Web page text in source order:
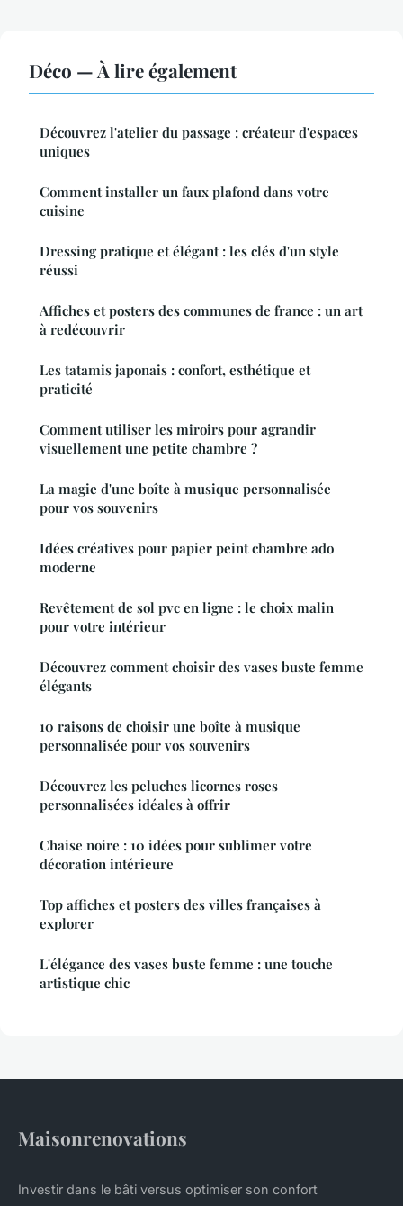
Déco — À lire également
Découvrez l'atelier du passage : créateur d'espaces
uniques
Comment installer un faux plafond dans votre
cuisine
Dressing pratique et élégant : les clés d'un style
réussi
Affiches et posters des communes de france : un art
à redécouvrir
Les tatamis japonais : confort, esthétique et
praticité
Comment utiliser les miroirs pour agrandir
visuellement une petite chambre ?
La magie d'une boîte à musique personnalisée
pour vos souvenirs
Idées créatives pour papier peint chambre ado
moderne
Revêtement de sol pvc en ligne : le choix malin
pour votre intérieur
Découvrez comment choisir des vases buste femme
élégants
10 raisons de choisir une boîte à musique
personnalisée pour vos souvenirs
Découvrez les peluches licornes roses
personnalisées idéales à offrir
Chaise noire : 10 idées pour sublimer votre
décoration intérieure
Top affiches et posters des villes françaises à
explorer
L'élégance des vases buste femme : une touche
artistique chic
Maisonrenovations
Investir dans le bâti versus optimiser son confort